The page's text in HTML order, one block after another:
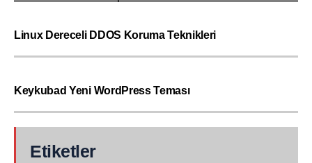
Linux Dereceli DDOS Koruma Teknikleri
Keykubad Yeni WordPress Teması
Etiketler